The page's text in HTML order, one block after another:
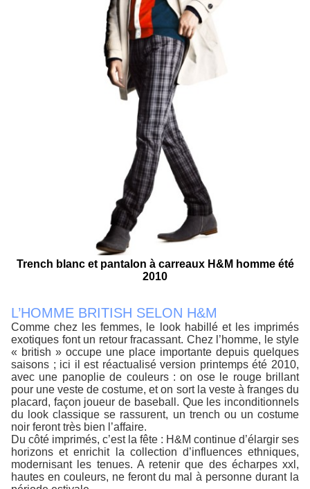
Trench blanc et pantalon à carreaux H&M homme été
2010
L’HOMME BRITISH SELON H&M
Comme chez les femmes, le look habillé et les imprimés
exotiques font un retour fracassant. Chez l’homme, le style
« british » occupe une place importante depuis quelques
saisons ; ici il est réactualisé version printemps été 2010,
avec une panoplie de couleurs : on ose le rouge brillant
pour une veste de costume, et on sort la veste à franges du
placard, façon joueur de baseball. Que les inconditionnels
du look classique se rassurent, un trench ou un costume
noir feront très bien l’affaire.
Du côté imprimés, c’est la fête : H&M continue d’élargir ses
horizons et enrichit la collection d’influences ethniques,
modernisant les tenues. A retenir que des écharpes xxl,
hautes en couleurs, ne feront du mal à personne durant la